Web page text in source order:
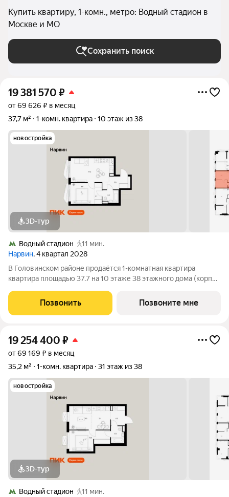
Купить квартиру, 1-комн., метро: Водный стадион в
Москве и МО
Сохранить поиск
19 381 570 ₽
от 69 626 ₽ в месяц
37,7 м²
1-комн. квартира 10 этаж из 38
новостройка
3D-тур
Водный стадион
11 мин.
Нарвин, 4 квартал 2028
В Головинском районе продаётся 1-комнатная квартира
квартира площадью 37.7 на 10 этаже 38 этажного дома (корпус
10 минут пешком до станции метро «Водный стадион» и 20
минут до МЦК «Коптево».
Позвонить Позвоните мне
19 254 400 ₽
от 69 169 ₽ в месяц
35,2 м²
1-комн. квартира 31 этаж из 38
новостройка
3D-тур
Водный стадион
11 мин.